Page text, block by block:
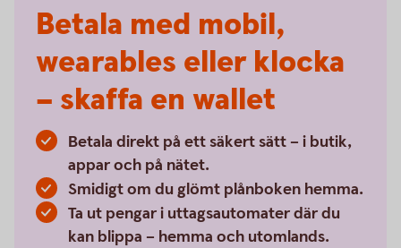
Betala med mobil,
wearables eller klocka
– skaffa en wallet
Betala direkt på ett säkert sätt – i butik,
appar och på nätet.
Smidigt om du glömt plånboken hemma.
Ta ut pengar i uttagsautomater där du
kan blippa – hemma och utomlands.